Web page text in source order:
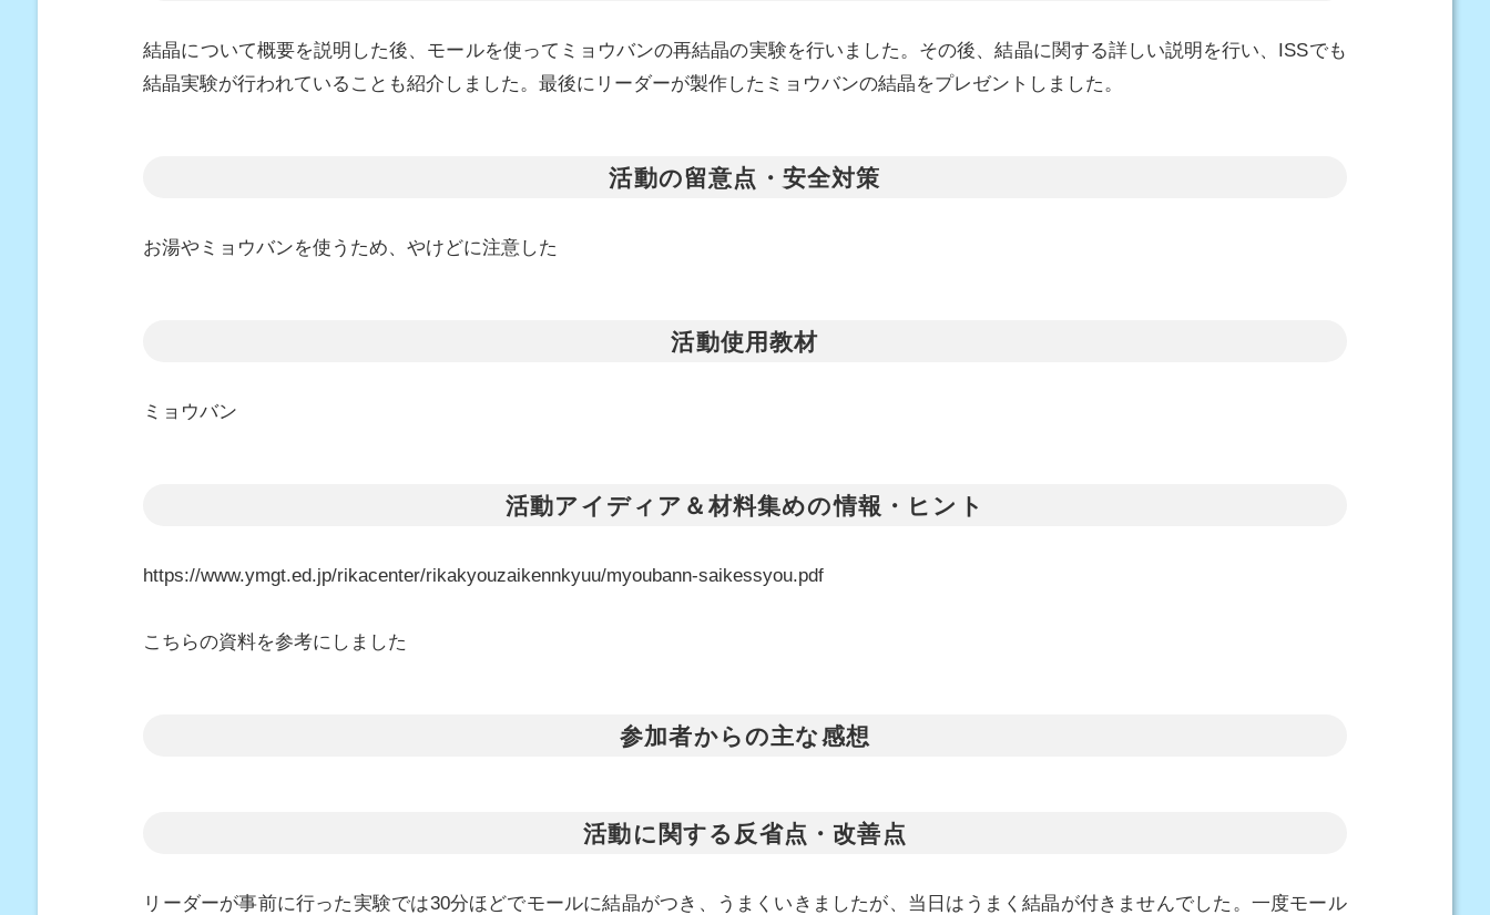
結晶について概要を説明した後、モールを使ってミョウバンの再結晶の実験を行いました。その後、結晶に関する詳しい説明を行い、ISSでも
結晶実験が行われていることも紹介しました。最後にリーダーが製作したミョウバンの結晶をプレゼントしました。
活動の留意点・安全対策
お湯やミョウバンを使うため、やけどに注意した
活動使用教材
ミョウバン
活動アイディア＆材料集めの情報・ヒント
https://www.ymgt.ed.jp/rikacenter/rikakyouzaikennkyuu/myoubann-saikessyou.pdf
こちらの資料を参考にしました
参加者からの主な感想
活動に関する反省点・改善点
リーダーが事前に行った実験では30分ほどでモールに結晶がつき、うまくいきましたが、当日はうまく結晶が付きませんでした。一度モール